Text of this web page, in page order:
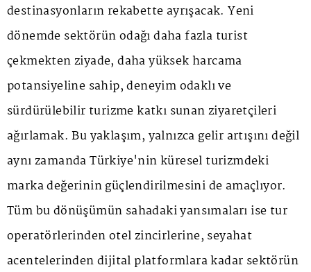
destinasyonların rekabette ayrışacak. Yeni
dönemde sektörün odağı daha fazla turist
çekmekten ziyade, daha yüksek harcama
potansiyeline sahip, deneyim odaklı ve
sürdürülebilir turizme katkı sunan ziyaretçileri
ağırlamak. Bu yaklaşım, yalnızca gelir artışını değil
aynı zamanda Türkiye'nin küresel turizmdeki
marka değerinin güçlendirilmesini de amaçlıyor.
Tüm bu dönüşümün sahadaki yansımaları ise tur
operatörlerinden otel zincirlerine, seyahat
acentelerinden dijital platformlara kadar sektörün